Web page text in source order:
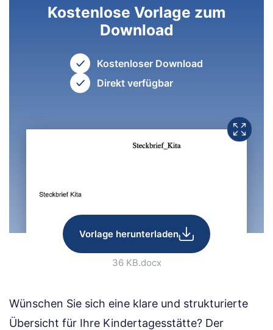
Kostenlose Vorlage zum
Download
Kostenloser Download
Direkt verfügbar
Vorlage herunterladen
36 KB.docx
Wünschen Sie sich eine klare und strukturierte
Übersicht für Ihre Kindertagesstätte? Der